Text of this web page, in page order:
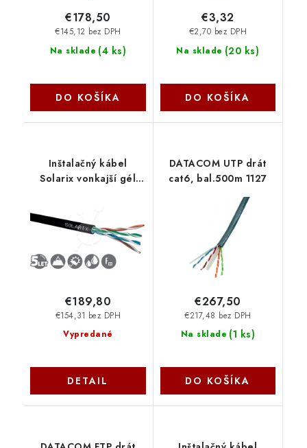
Na sklade (4 ks)
€145,12 bez DPH
€178,50
DO KOŠÍKA
Na sklade (20 ks)
€2,70 bez DPH
€3,32
DO KOŠÍKA
Inštalačný kábel
Solarix vonkajší gél
UTP-PEG 27655196
Vypredané
€154,31 bez DPH
€189,80
DETAIL
DATACOM UTP drát
cat6, bal.500m 1127
Na sklade (1 ks)
€217,48 bez DPH
€267,50
DO KOŠÍKA